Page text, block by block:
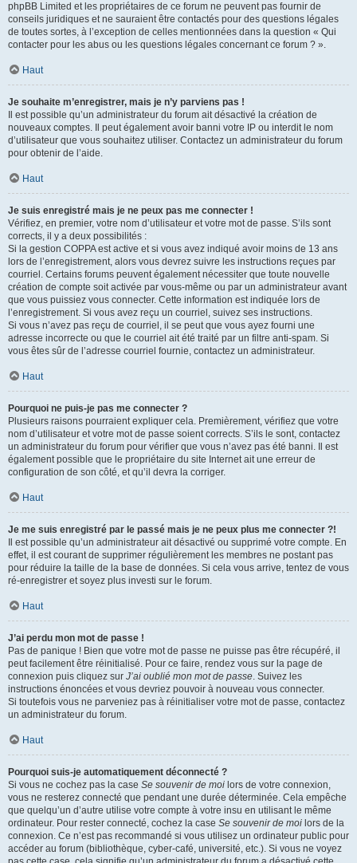
phpBB Limited et les propriétaires de ce forum ne peuvent pas fournir de
conseils juridiques et ne sauraient être contactés pour des questions légales
de toutes sortes, à l’exception de celles mentionnées dans la question « Qui
contacter pour les abus ou les questions légales concernant ce forum ? ».
Haut
Je souhaite m’enregistrer, mais je n’y parviens pas !
Il est possible qu’un administrateur du forum ait désactivé la création de
nouveaux comptes. Il peut également avoir banni votre IP ou interdit le nom
d’utilisateur que vous souhaitez utiliser. Contactez un administrateur du forum
pour obtenir de l’aide.
Haut
Je suis enregistré mais je ne peux pas me connecter !
Vérifiez, en premier, votre nom d’utilisateur et votre mot de passe. S’ils sont
corrects, il y a deux possibilités :
Si la gestion COPPA est active et si vous avez indiqué avoir moins de 13 ans
lors de l’enregistrement, alors vous devrez suivre les instructions reçues par
courriel. Certains forums peuvent également nécessiter que toute nouvelle
création de compte soit activée par vous-même ou par un administrateur avant
que vous puissiez vous connecter. Cette information est indiquée lors de
l’enregistrement. Si vous avez reçu un courriel, suivez ses instructions.
Si vous n’avez pas reçu de courriel, il se peut que vous ayez fourni une
adresse incorrecte ou que le courriel ait été traité par un filtre anti-spam. Si
vous êtes sûr de l’adresse courriel fournie, contactez un administrateur.
Haut
Pourquoi ne puis-je pas me connecter ?
Plusieurs raisons pourraient expliquer cela. Premièrement, vérifiez que votre
nom d’utilisateur et votre mot de passe soient corrects. S’ils le sont, contactez
un administrateur du forum pour vérifier que vous n’avez pas été banni. Il est
également possible que le propriétaire du site Internet ait une erreur de
configuration de son côté, et qu’il devra la corriger.
Haut
Je me suis enregistré par le passé mais je ne peux plus me connecter ?!
Il est possible qu’un administrateur ait désactivé ou supprimé votre compte. En
effet, il est courant de supprimer régulièrement les membres ne postant pas
pour réduire la taille de la base de données. Si cela vous arrive, tentez de vous
ré-enregistrer et soyez plus investi sur le forum.
Haut
J’ai perdu mon mot de passe !
Pas de panique ! Bien que votre mot de passe ne puisse pas être récupéré, il
peut facilement être réinitialisé. Pour ce faire, rendez vous sur la page de
connexion puis cliquez sur J’ai oublié mon mot de passe. Suivez les
instructions énoncées et vous devriez pouvoir à nouveau vous connecter.
Si toutefois vous ne parveniez pas à réinitialiser votre mot de passe, contactez
un administrateur du forum.
Haut
Pourquoi suis-je automatiquement déconnecté ?
Si vous ne cochez pas la case Se souvenir de moi lors de votre connexion,
vous ne resterez connecté que pendant une durée déterminée. Cela empêche
que quelqu’un d’autre utilise votre compte à votre insu en utilisant le même
ordinateur. Pour rester connecté, cochez la case Se souvenir de moi lors de la
connexion. Ce n’est pas recommandé si vous utilisez un ordinateur public pour
accéder au forum (bibliothèque, cyber-café, université, etc.). Si vous ne voyez